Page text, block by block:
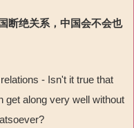
断绝关系，中国会不会也
- Isn't it true that
get along very well without